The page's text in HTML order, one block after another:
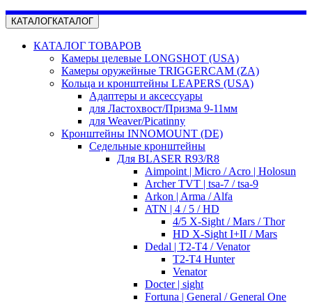
КАТАЛОГКАТАЛОГ
КАТАЛОГ ТОВАРОВ
Камеры целевые LONGSHOT (USA)
Камеры оружейные TRIGGERCAM (ZA)
Кольца и кронштейны LEAPERS (USA)
Адаптеры и аксессуары
для Ластохвост/Призма 9-11мм
для Weaver/Picatinny
Кронштейны INNOMOUNT (DE)
Седельные кронштейны
Для BLASER R93/R8
Aimpoint | Micro / Acro | Holosun
Archer TVT | tsa-7 / tsa-9
Arkon | Arma / Alfa
ATN | 4 / 5 / HD
4/5 X-Sight / Mars / Thor
HD X-Sight I+II / Mars
Dedal | T2-T4 / Venator
T2-T4 Hunter
Venator
Docter | sight
Fortuna | General / General One